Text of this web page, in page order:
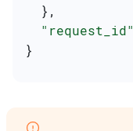
  },
  "request_id"
}